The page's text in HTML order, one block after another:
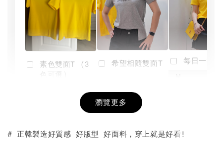
素色雙面T (3
+
希望相隨雙面T
NT$ 190
-
每日一笑
瀏覽更多
# 正韓製造好質感 好版型 好面料，穿上就是好看!